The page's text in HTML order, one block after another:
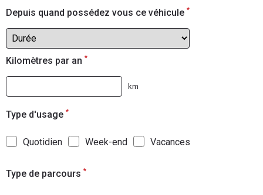
Depuis quand possédez vous ce véhicule *
Kilomètres par an *
km
Type d'usage *
Quotidien Week-end Vacances
Type de parcours *